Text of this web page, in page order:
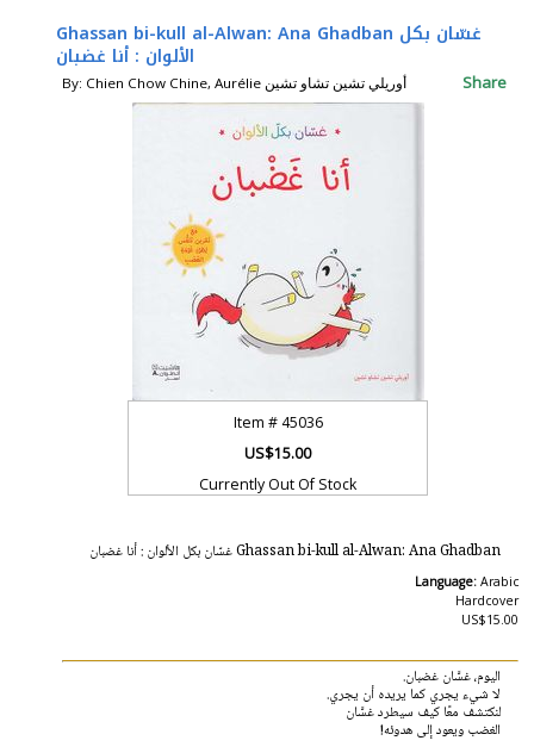
Ghassan bi-kull al-Alwan: Ana Ghadban غسّان بكل
الألوان : أنا غضبان
By: Chien Chow Chine, Aurélie أوريلي تشين تشاو تشين Share
Item #45036
US$15.00
Currently Out Of Stock
Ghassan bi-kull al-Alwan: Ana Ghadban غسّان بكل الألوان : أنا غضبان
Language: Arabic
Hardcover
US$15.00
اليوم، غسَّان غضبان.
لا شيء يجري كما يريده أن يجري.
لنكتشف معًا كيف سيطرد غسَّان
الغضب ويعود إلى هدوئه!